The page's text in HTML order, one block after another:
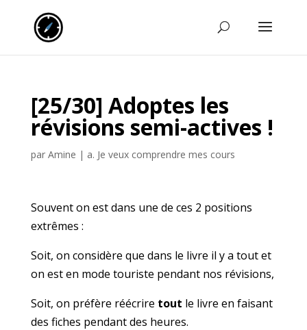
[25/30] Adoptes les
révisions semi-actives !
par Amine | a. Je veux comprendre mes cours
Souvent on est dans une de ces 2 positions
extrêmes :
Soit, on considère que dans le livre il y a tout et
on est en mode touriste pendant nos révisions,
Soit, on préfère réécrire tout le livre en faisant
des fiches pendant des heures.